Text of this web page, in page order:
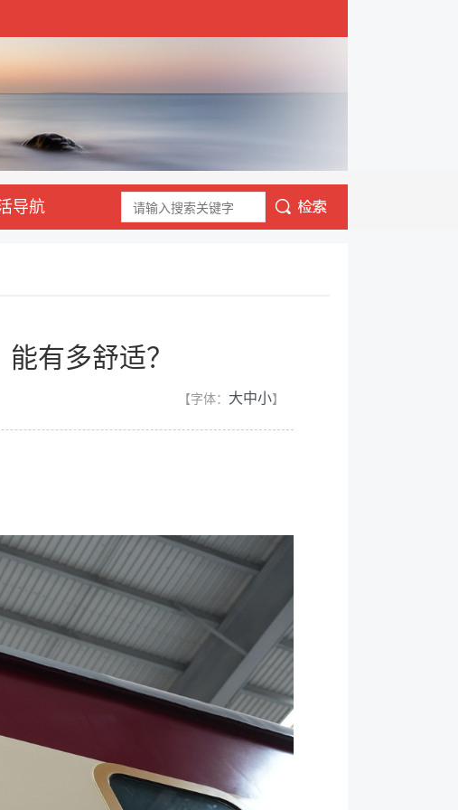
导航
有多舒适？
【字体： 大中小】